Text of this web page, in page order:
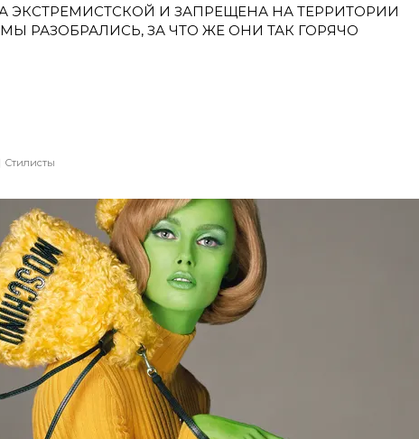
ЭКСТРЕМИСТСКОЙ И ЗАПРЕЩЕНА НА ТЕРРИТОРИИ
РАЗОБРАЛИСЬ, ЗА ЧТО ЖЕ ОНИ ТАК ГОРЯЧО
Стилисты